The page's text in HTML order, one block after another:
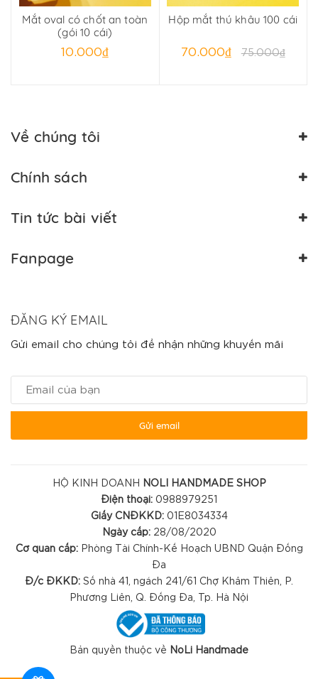
Mắt oval có chốt an toàn
(gói 10 cái)
10.000₫
Hộp mắt thú khâu 100 cái
70.000₫ 75.000₫
Về chúng tôi
Chính sách
Tin tức bài viết
Fanpage
ĐĂNG KÝ EMAIL
Gửi email cho chúng tôi để nhận những khuyến mãi
Gửi email
HỘ KINH DOANH
NOLI HANDMADE SHOP
Điện thoại: 0988979251
Giấy CNĐKKD:01E8034334
Ngày cấp:28/08/2020
Cơ quan cấp:Phòng Tài Chính-Kế Hoạch UBND Quận Đống
Đa
Đ/c ĐKKD: Số nhà 41, ngách 241/61 Chợ Khâm Thiên, P.
Phương Liên, Q. Đống Đa, Tp. Hà Nội
Bản quyền thuộc về NoLi Handmade